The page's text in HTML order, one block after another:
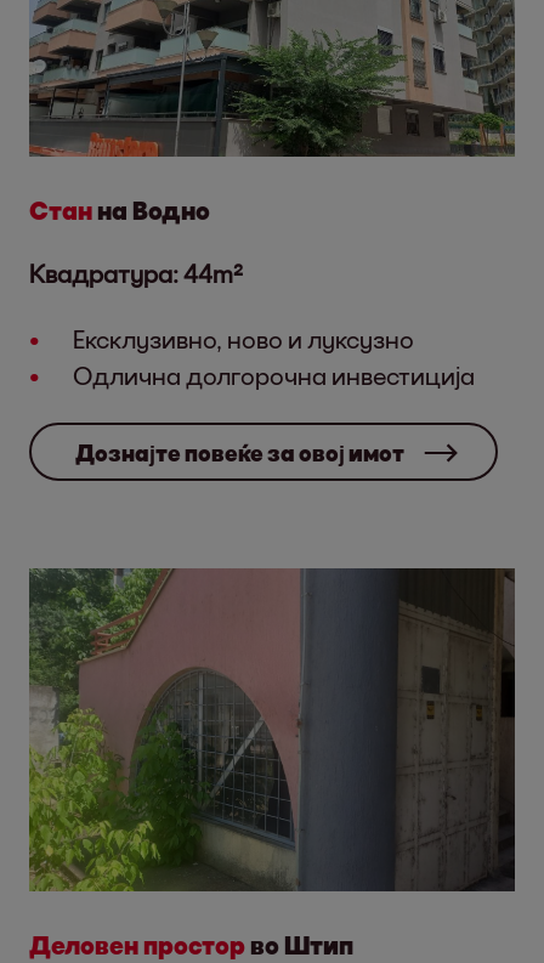
Стан на Водно
Квадратура: 44m²
Ексклузивно, ново и луксузно
Одлична долгорочна инвестиција
Дознајте повеќе за овој имот
Деловен простор во Штип